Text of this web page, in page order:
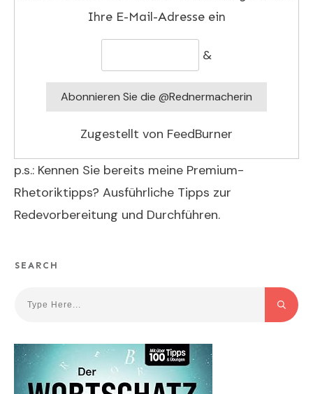
Ihre E-Mail-Adresse ein
&
Zugestellt von FeedBurner
p.s.: Kennen Sie bereits meine Premium-
Rhetoriktipps? Ausführliche Tipps zur
Redevorbereitung und Durchführen.
SEARCH